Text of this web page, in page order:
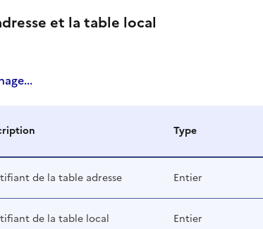
et la table local
Type
de la table adresse Entier
de la table local Entier